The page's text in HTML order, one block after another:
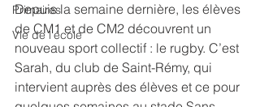
Primaires
Vie de l'école
Depuis la semaine dernière, les élèves
de CM1 et de CM2 découvrent un
nouveau sport collectif : le rugby. C’est
Sarah, du club de Saint-Rémy, qui
intervient auprès des élèves et ce pour